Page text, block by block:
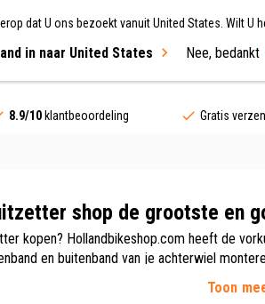
Merken Sale
dat U ons bezoekt vanuit United States. Wilt U
in naar United States Nee, bedankt
8.9/10klantbeoordeling Gratis
shop de grootste en
kopen? Hollandbikeshop.com heeft de
en buitenband van je achterwiel
Toon